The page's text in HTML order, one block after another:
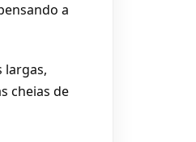
a
largas,
cheias de